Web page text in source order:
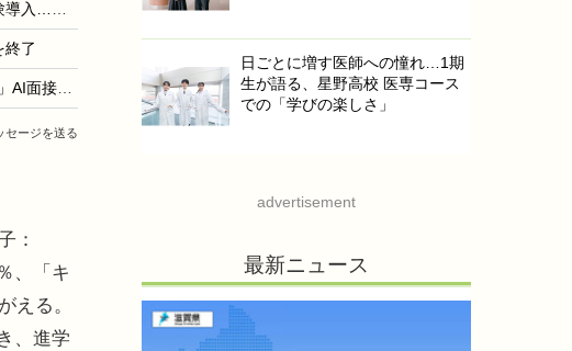
【大学受験2027】獨協大、イブニング試験導入…全国13会場で夕方から試験開始
終了
【大学受験2027】文科省「実施要項Q＆A」AI面接不可など面接ルール明確化
セージを送る
：
、「キ
える。
、進学
日ごとに増す医師への憧れ…1期
生が語る、星野高校 医専コース
での「学びの楽しさ」
advertisement
最新ニュース